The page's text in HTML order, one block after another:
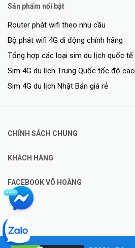
Sản phẩm nổi bật
Router phát wifi theo nhu cầu
Bộ phát wifi 4G di động chính hãng
Tổng hợp các loại sim du lịch quốc tế
Sim 4G du lịch Trung Quốc tốc độ cao
Sim 4G du lịch Nhật Bản giá rẻ
CHÍNH SÁCH CHUNG
KHÁCH HÀNG
FACEBOOK VÕ HOÀNG